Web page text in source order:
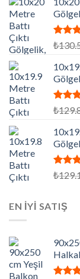
5
aldı
₺
5
aldı
₺
5
₺
EN İYİ SATIŞ